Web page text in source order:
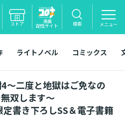
ストア 漫画
配信サイト 検索 メニュー
ライトノベル コミックス
～二度と地獄はご免なの
双します～
書き下ろしSS＆電子書籍